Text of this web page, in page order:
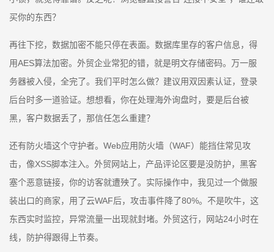
买你的东西？
再往下挖，数据加密不能只停在表面。数据库里存的客户信息，得
用AES算法加密。外贸企业常犯的错，就是明文存储密码。万一服
务器被入侵，全完了。我们平时怎么做？建议用双因素认证，登录
后台时多一道验证。想想看，你在处理海外询盘时，要是后台被
黑，客户数据丢了，那信任怎么重建？
还有防火墙这个守护者。Web应用防火墙（WAF）能挡住常见攻
击，像XSS脚本注入。外贸网站上，产品评论区要是没防护，黑客
塞个恶意链接，你的访客就遭殃了。实际操作中，我见过一个做服
装出口的商家，用了云WAF后，攻击事件降了80%。不是吹牛，这
东西实时监控，异常流量一出现就封堵。外贸这行，网站24小时在
线，防护得跟得上节奏。